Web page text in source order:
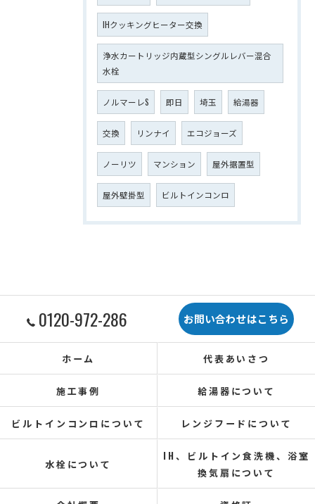
IHクッキングヒーター交換
浄水カートリッジ内蔵型シングルレバー混合
水栓
ノルマーレS 即日 埼玉 給湯器
交換 リンナイ エコジョーズ
ノーリツ マンション 屋外据置型
屋外壁掛型 ビルトインコンロ
0120-972-286 お問い合わせはこちら
ホーム 代表あいさつ
施工事例 給湯器について
ビルトインコンロについて レンジフードについて
水栓について
IH、ビルトイン食洗機、浴室
換気扇について